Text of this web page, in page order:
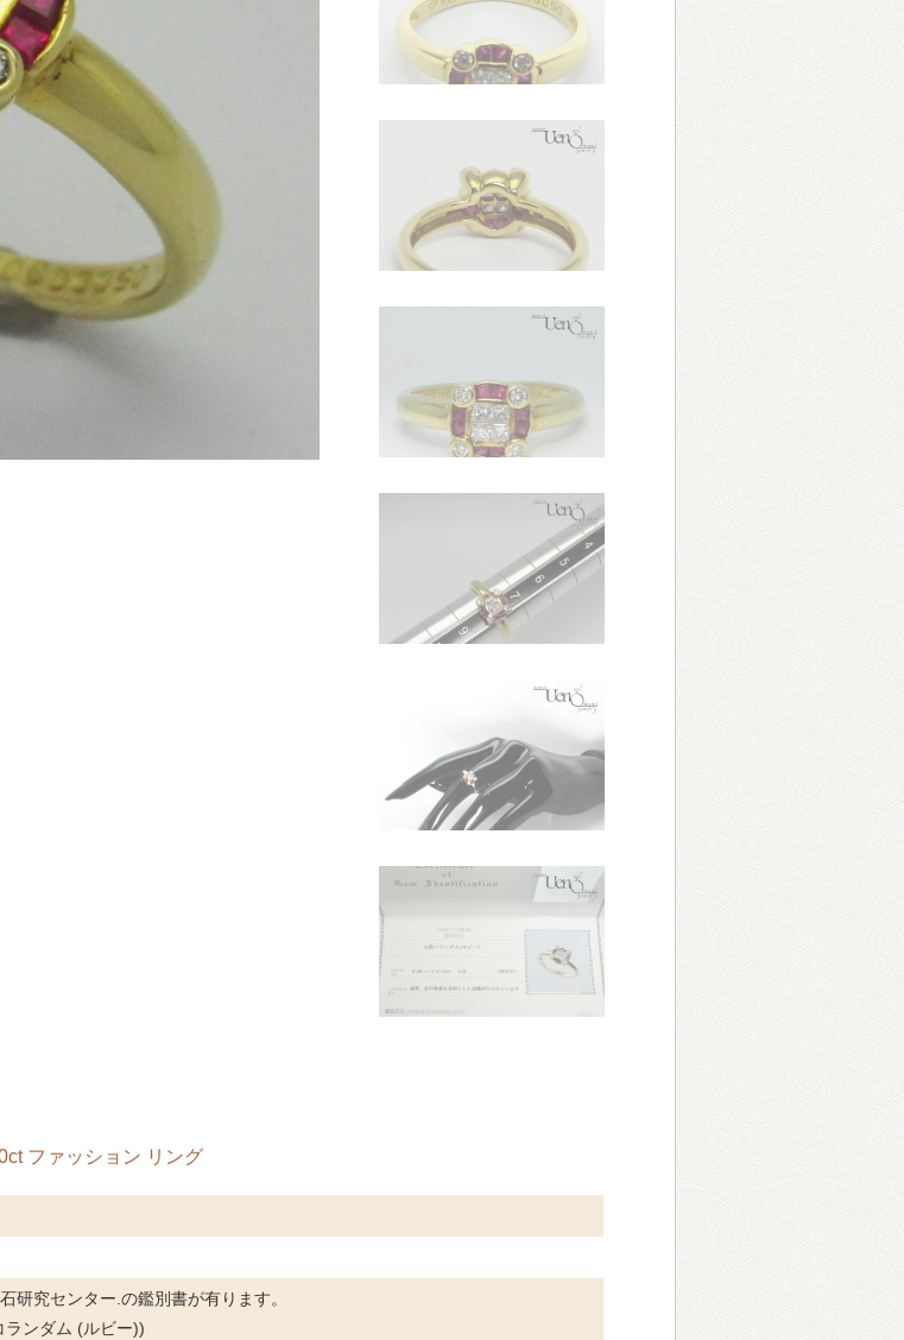
ファッション リング
研究センター.の鑑別書が有ります。
ランダム (ルビー))